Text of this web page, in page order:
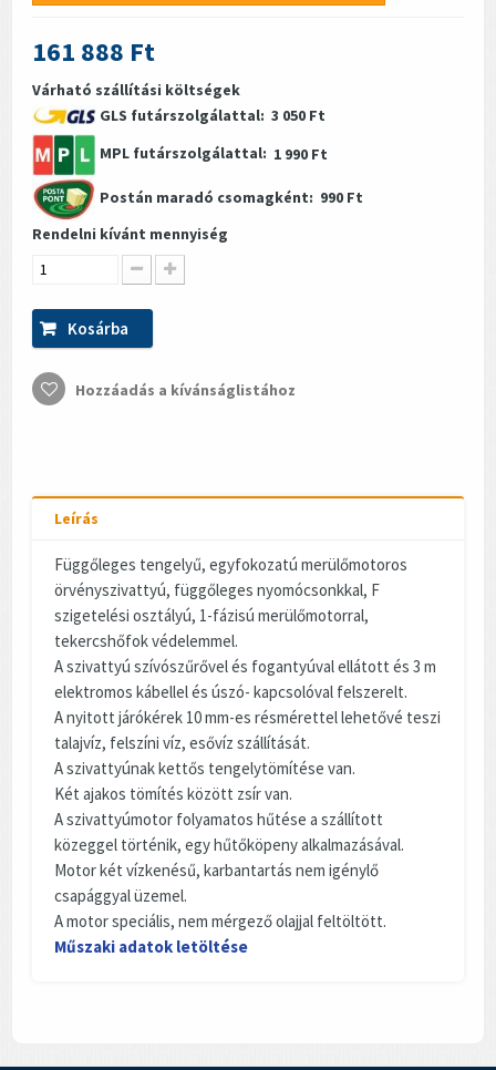
161 888 Ft
Várható szállítási költségek
GLS futárszolgálattal: 3 050 Ft
MPL futárszolgálattal: 1 990 Ft
Postán maradó csomagként: 990 Ft
Rendelni kívánt mennyiség
Kosárba
Hozzáadás a kívánságlistához
Leírás
Függőleges tengelyű, egyfokozatú merülőmotoros
örvényszivattyú, függőleges nyomócsonkkal, F
szigetelési osztályú, 1-fázisú merülőmotorral,
tekercshőfok védelemmel.
A szivattyú szívószűrővel és fogantyúval ellátott és 3 m
elektromos kábellel és úszó- kapcsolóval felszerelt.
A nyitott járókérek 10 mm-es résmérettel lehetővé teszi
talajvíz, felszíni víz, esővíz szállítását.
A szivattyúnak kettős tengelytömítése van.
Két ajakos tömítés között zsír van.
A szivattyúmotor folyamatos hűtése a szállított
közeggel történik, egy hűtőköpeny alkalmazásával.
Motor két vízkenésű, karbantartás nem igénylő
csapággyal üzemel.
A motor speciális, nem mérgező olajjal feltöltött.
Műszaki adatok letöltése